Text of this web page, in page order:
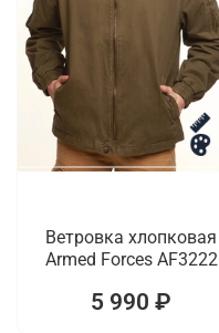
Ветровка хлопковая
Armed Forces AF3222
5 990 ₽